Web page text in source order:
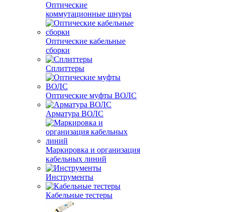
Оптические
коммутационные шнуры
Оптические кабельные
сборки
Сплиттеры
Оптические муфты ВОЛС
Арматура ВОЛС
Маркировка и организация
кабельных линий
Инструменты
Кабельные тестеры